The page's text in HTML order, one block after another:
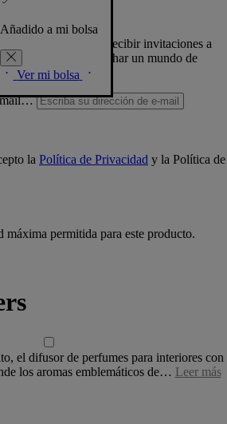
Añadido a mi bolsa
Ver mi bolsa
de la Casa, recibir invitaciones a
Diptyque y aprovechar un mundo de
newsletter.
mail…
la Política de Privacidad y la Política de
máxima permitida para este producto.
el difusor de perfumes para interiores con
los aromas emblemáticos de… Leer más